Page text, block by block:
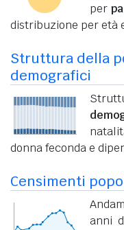
per
distribuzione per età
Struttura della
demografici
donna feconda e
Censimenti
anni